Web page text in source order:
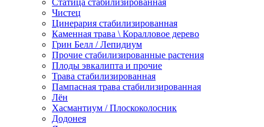
Статица стабилизированная
Чистец
Цинерария стабилизированная
Каменная трава \ Коралловое дерево
Грин Белл / Лепидиум
Прочие стабилизированные растения
Плоды эвкалипта и прочие
Трава стабилизированная
Пампасная трава стабилизированная
Лён
Хасмантиум / Плоскоколосник
Додонея